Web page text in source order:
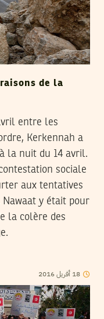
de la
entre les
Kerkennah a
la nuit du 14 avril.
sociale
aux tentatives
Nawaat y était pour
la colère des
18 أفريل2016